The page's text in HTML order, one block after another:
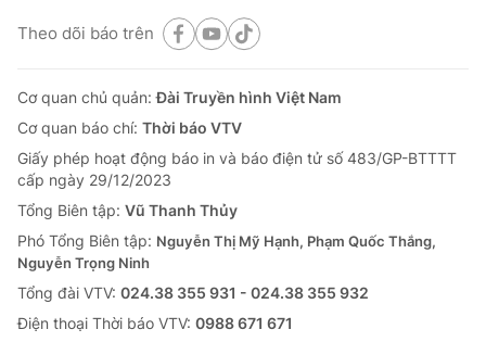
Theo dõi báo trên
Cơ quan chủ quản:Đài Truyền hình Việt Nam
Cơ quan báo chí: Thời báo VTV
Giấy phép hoạt động báo in và báo điện tử số 483/GP-BTTTT
cấp ngày 29/12/2023
Tổng Biên tập: Vũ Thanh Thủy
Phó Tổng Biên tập: Nguyễn Thị Mỹ Hạnh, Phạm Quốc Thắng,
Nguyễn Trọng Ninh
Tổng đài VTV: 024.38 355 931 - 024.38 355 932
Ðiện thoại Thời báo VTV: 0988 671 671